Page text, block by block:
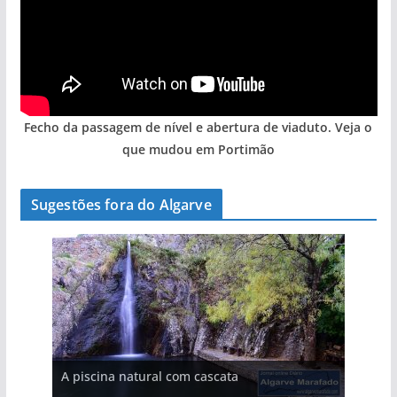
Fecho da passagem de nível e abertura de viaduto. Veja o
que mudou em Portimão
Sugestões fora do Algarve
A piscina natural com cascata
As portas do rio Tejo (com vídeo)
A aldeia mais portuguesa de Portugal (com
vídeo)